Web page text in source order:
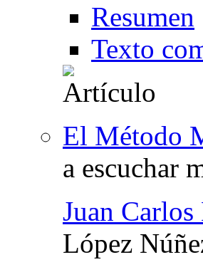
Resumen
Texto
El Método
a escuchar
Juan
López